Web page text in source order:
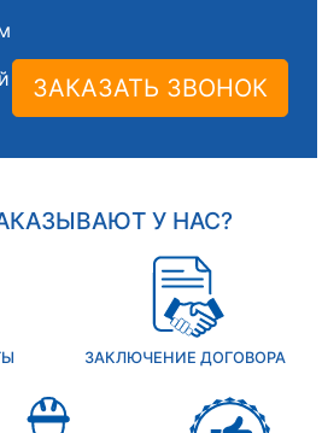
ЗАКАЗАТЬ ЗВОНОК
У НАС?
ЗАКЛЮЧЕНИЕ ДОГОВОРА